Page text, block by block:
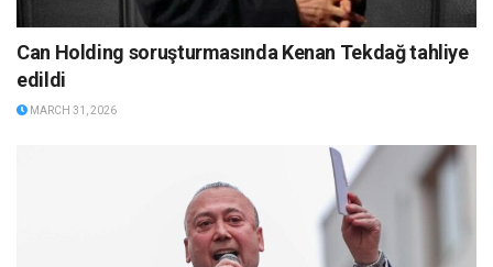
Can Holding soruşturmasında Kenan Tekdağ tahliye
edildi
MARCH 31, 2026